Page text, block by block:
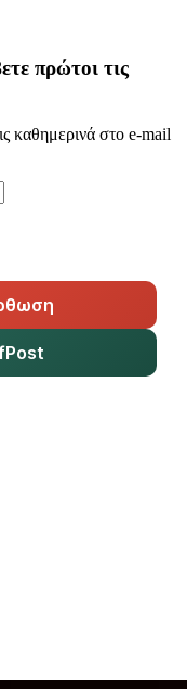
πρώτοι τις
καθημερινά στο e-mail